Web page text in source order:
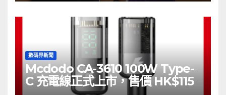
數碼界新聞
Mcdodo CA-3610 100W Type-
C 充電線正式上市，售價 HK$115